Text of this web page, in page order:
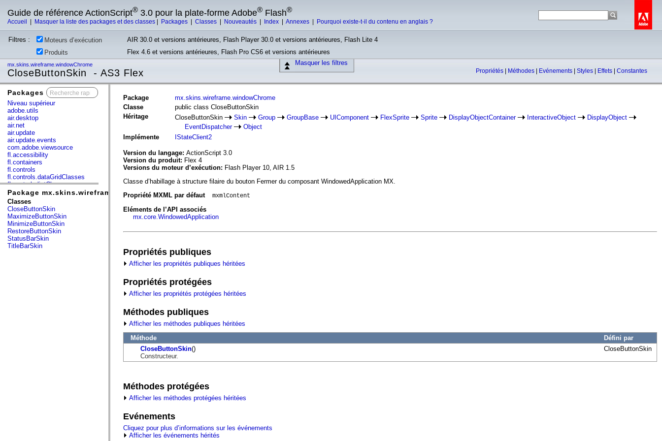
Guide de référence ActionScript® 3.0 pour la plate-forme Adobe® Flash®
Accueil Masquer la liste des packages et des classes Packages Classes Nouveautés Index Annexes Pourquoi existe-t-il du contenu en anglais ?
Filtres : Moteurs d’exécution
AIR 30.0 et versions antérieures, Flash Player 30.0 et versions antérieures, Flash Lite 4
Produits
Flex 4.6 et versions antérieures, Flash Pro CS6 et versions antérieures
Masquer les filtres
mx.skins.wireframe.windowChrome
CloseButtonSkin - AS3 Flex Propriétés Méthodes Evénements Styles Effets Constantes
Packages
Niveau supérieur
adobe.utils
air.desktop
air.net
air.update
air.update.events
com.adobe.viewsource
fl.accessibility
fl.containers
fl.controls
fl.controls.dataGridClasses
fl.controls.listClasses
fl.controls.progressBarClasses
fl.core
fl.data
fl.display
fl.events
fl.ik
fl.lang
fl.livepreview
Package mx.skins.wireframe.windowChrome
Classes
CloseButtonSkin
MaximizeButtonSkin
MinimizeButtonSkin
RestoreButtonSkin
StatusBarSkin
TitleBarSkin
Package
mx.skins.wireframe.windowChrome
Classe
public class CloseButtonSkin
Héritage
CloseButtonSkin Skin Group GroupBase UIComponent FlexSprite Sprite DisplayObjectContainer InteractiveObject
DisplayObject
EventDispatcher
Object
Implémente
IStateClient2
Version du langage: ActionScript 3.0
Version du produit: Flex 4
Versions du moteur d’exécution: Flash Player 10, AIR 1.5
Classe d’habillage à structure filaire du bouton Fermer du composant WindowedApplication MX.
Propriété MXML par défaut
mxmlContent
Eléments de l’API associés
mx.core.WindowedApplication
Propriétés publiques
Afficher les propriétés publiques héritées
Propriétés protégées
Afficher les propriétés protégées héritées
Méthodes publiques
Afficher les méthodes publiques héritées
Méthode
Défini par
CloseButtonSkin()
Constructeur.
CloseButtonSkin
Méthodes protégées
Afficher les méthodes protégées héritées
Evénements
Cliquez pour plus d’informations sur les événements
Afficher les événements hérités